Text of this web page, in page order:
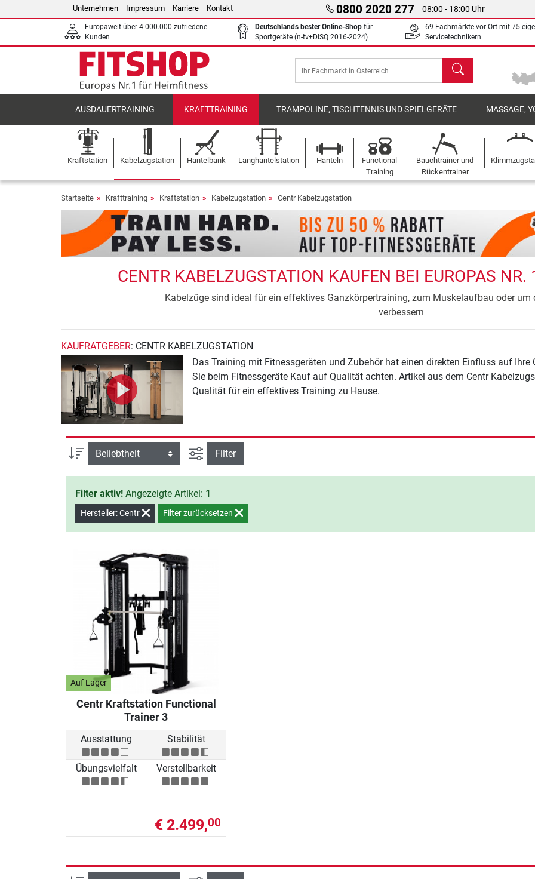
Unternehmen Impressum Karriere Kontakt 0800 2020 277 08:00 - 18:00 Uhr
Europaweit über 4.000.000 zufriedene
Kunden
Deutschlands bester Online-Shop für
Sportgeräte (n-tv+DISQ 2016-2024)
69 Fachmärkte vor Ort mit 75
Servicetechnikern
Suchen
AUSDAUERTRAINING KRAFTTRAINING TRAMPOLINE, TISCHTENNIS UND SPIELGERÄTE MASSAGE,
Kraftstation Kabelzugstation Hantelbank Langhantelstation Hanteln
Functional
Training
Bauchtrainer und
Rückentrainer
Startseite Krafttraining Kraftstation Kabelzugstation Centr Kabelzugstation
CENTR KABELZUGSTATION KAUFEN BEI EUROPAS
Kabelzüge sind ideal für ein effektives Ganzkörpertraining, zum Muskelaufbau oder um
verbessern
KAUFRATGEBER: CENTR KABELZUGSTATION
Das Training mit Fitnessgeräten und Zubehör hat einen direkten Einfluss auf
Sie beim Fitnessgeräte Kauf auf Qualität achten. Artikel aus dem Centr
Qualität für ein effektives Training zu Hause.
Sortierung Ansicht filtern
Filter
Filter aktiv! Angezeigte Artikel: 1
Hersteller: Centr Filter zurücksetzen
Auf Lager
Centr Kraftstation Functional
Trainer 3
Ausstattung Stabilität
Übungsvielfalt Verstellbarkeit
€ 2.499,00